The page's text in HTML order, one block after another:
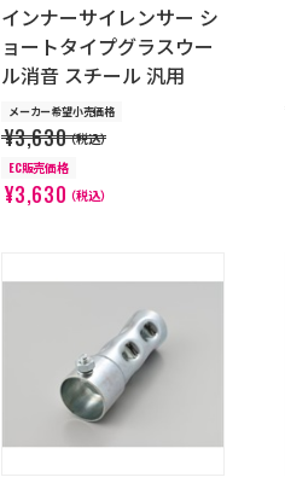
インナーサイレンサー シ
ョートタイプグラスウー
ル消音 スチール 汎用
メーカー希望小売価格
¥3,630（税込）
EC販売価格
¥3,630（税込）